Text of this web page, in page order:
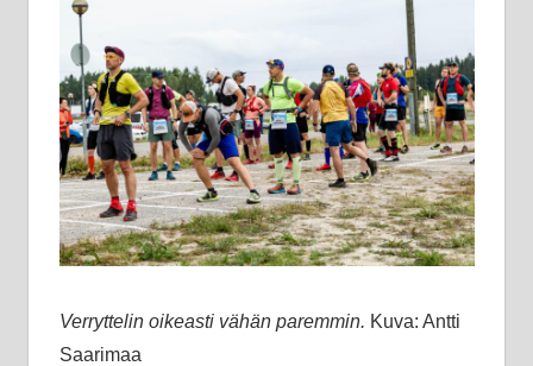
Verryttelin oikeasti vähän paremmin. Kuva: Antti
Saarimaa